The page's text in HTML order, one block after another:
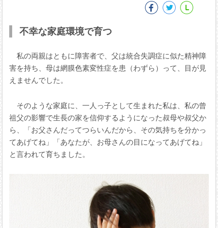
不幸な家庭環境で育つ
私の両親はともに障害者で、父は統合失調症に似た精神障
害を持ち、母は網膜色素変性症を患（わずら）って、目が見
えませんでした。
そのような家庭に、一人っ子として生まれた私は、私の曾
祖父の影響で生長の家を信仰するようになった叔母や叔父か
ら、「お父さんだってつらいんだから、その気持ちを分かっ
てあげてね」「あなたが、お母さんの目になってあげてね」
と言われて育ちました。